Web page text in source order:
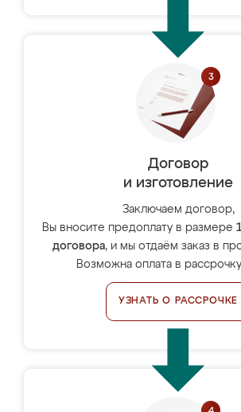
Договор
и изготовление
Заключаем договор,
Вы вносите предоплату в размере
договора, и мы отдаём заказ в
Возможна оплата в
УЗНАТЬ О РАССРОЧКЕ